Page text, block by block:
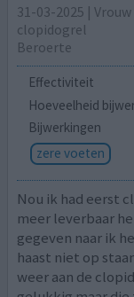
31-03-2025 | Vrouw
clopidogrel
Beroerte
Effectiviteit
Hoeveelheid
Bijwerkingen
zere voeten
Nou ik had eerst
meer leverbaar
gegeven naar ik
haast niet op
weer aan de